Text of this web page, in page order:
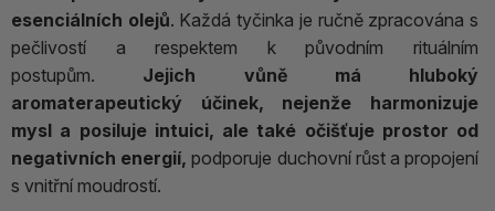
esenciálních olejů. Každá tyčinka je ručně zpracována s
pečlivostí a respektem k původním rituálním
postupům. Jejich vůně má hluboký
aromaterapeutický účinek, nejenže harmonizuje
mysl a posiluje intuici, ale také očišťuje prostor od
negativních energií,podporuje duchovní růst a propojení
s vnitřní moudrostí.